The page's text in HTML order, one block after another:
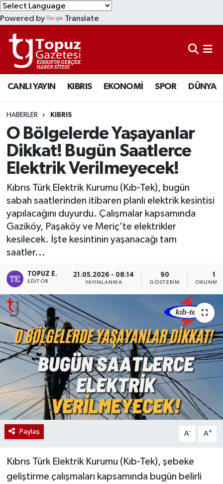
Powered by Translate
CANLI YAYIN KIBRIS EKONOMİ SPOR DÜNYA
HABERLER KIBRIS
O Bölgelerde Yaşayanlar
Dikkat! Bugün Saatlerce
Elektrik Verilmeyecek!
Kıbrıs Türk Elektrik Kurumu (Kıb-Tek), bugün
sabah saatlerinden itibaren planlı elektrik kesintisi
yapılacağını duyurdu. Çalışmalar kapsamında
Gaziköy, Paşaköy ve Meriç'te elektrikler
kesilecek. İşte kesintinin yaşanacağı tam
saatler...
TOPUZ E.
EDITÖR
21.05.2026 - 08:14
YAYINLANMA
90
GÖSTERIM OKUNMA
Paylaş A- A+
Kıbrıs Türk Elektrik Kurumu (Kıb-Tek), şebeke
geliştirme çalışmaları kapsamında bugün belirli
KIBRIS
DÜNYA
EKONOMİ
MAGAZİN
SAĞLIK
SPOR
TEKNOLOJİ
TÜRKİYE
Lefkoşa Nöbetçi Eczaneler
Lefkoşa Hava Durumu
Lefkoşa Trafik Yoğunluk Haritası
Süper Lig Puan Durumu ve Fikstür
Tüm Manşetler
Son Dakika Haberleri
Haber Arşivi